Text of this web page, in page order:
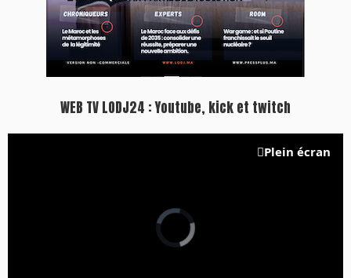
WEB TV LODJ24 : Youtube, kick et twitch
Plein écran